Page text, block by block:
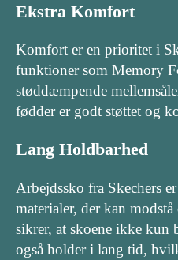
Ekstra Komfort
Komfort er en prioritet i
funktioner som Memory
støddæmpende
fødder er godt støttet og
Lang Holdbarhed
Arbejdssko fra Skechers
materialer, der kan
sikrer, at skoene ikke kun
også holder i lang tid,